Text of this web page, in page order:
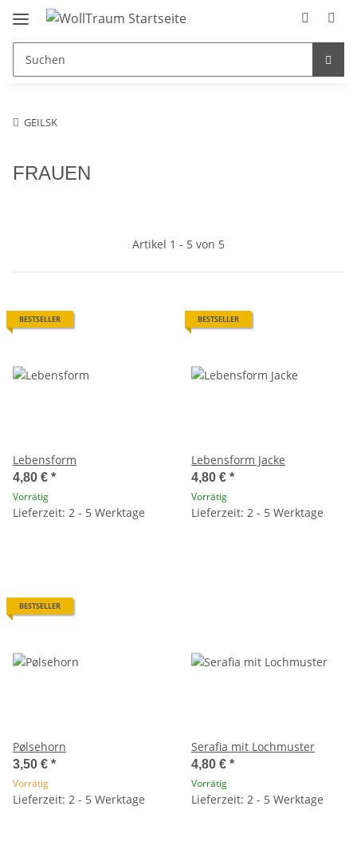
GEILSK
FRAUEN
Artikel 1 - 5 von 5
BESTSELLER
Lebensform
4,80 € *
Vorrätig
Lieferzeit: 2 - 5 Werktage
BESTSELLER
Lebensform Jacke
4,80 € *
Vorrätig
Lieferzeit: 2 - 5 Werktage
BESTSELLER
Pølsehorn
3,50 € *
Vorrätig
Lieferzeit: 2 - 5 Werktage
Serafia mit Lochmuster
4,80 € *
Vorrätig
Lieferzeit: 2 - 5 Werktage